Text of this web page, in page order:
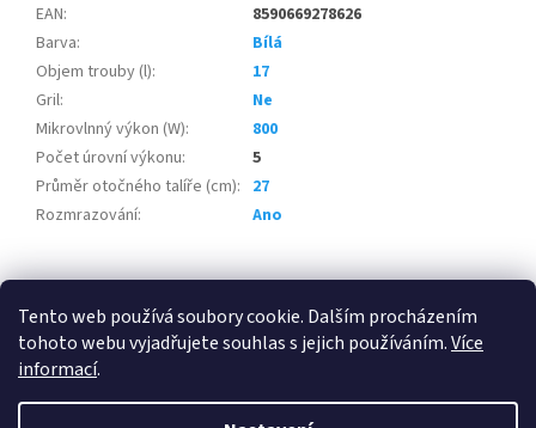
Tento web používá soubory cookie. Dalším procházením
tohoto webu vyjadřujete souhlas s jejich používáním.Více
informací.
EAN:
8590669278626
Barva:
Bílá
Objem trouby (l):
17
Gril:
Ne
Mikrovlnný výkon (W):
800
Počet úrovní výkonu:
5
Průměr otočného talíře (cm): 27
Rozmrazování: Ano
Z
100 % zákazníků Heureka.cz nás doporučuje! Zboží.cz Firmy.cz